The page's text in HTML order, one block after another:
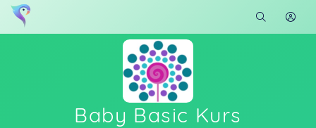
Baby Basic Kurs